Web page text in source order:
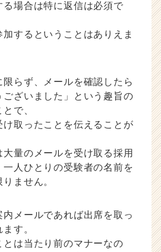
場合は特に返信は必須で
するということはありえま
らず、メールを確認したら
ございました」という趣旨の
で、
け取ったことを伝えることが
大量のメールを受け取る採用
人ひとりの受験者の名前を
ません。
内メールであれば出席を取っ
す。
とは当たり前のマナーなの